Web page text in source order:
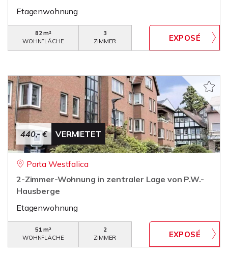
Etagenwohnung
82 m²
WOHNFLÄCHE
3
ZIMMER
440,- € VERMIETET
Porta Westfalica
2-Zimmer-Wohnung in zentraler Lage von P.W.-
Hausberge
Etagenwohnung
51 m²
WOHNFLÄCHE
2
ZIMMER